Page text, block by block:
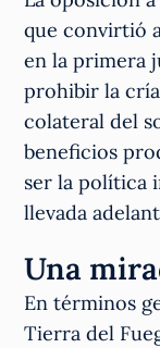
que convirtió
en la primera
prohibir la
colateral del
beneficios
ser la política
llevada
Una
En términos
Tierra del